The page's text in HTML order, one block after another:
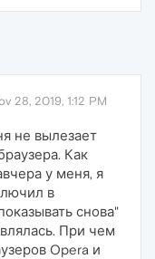
28, 2019, 1:12 PM
не вылезает
Как
у меня, я
в
снова"
При чем
Opera и